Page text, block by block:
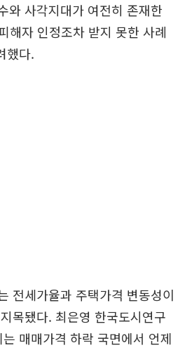
와 사각지대가 여전히 존재한
해자 인정조차 받지 못한 사례
했다.
전세가율과 주택가격 변동성이
목됐다. 최은영 한국도시연구
매매가격 하락 국면에서 언제